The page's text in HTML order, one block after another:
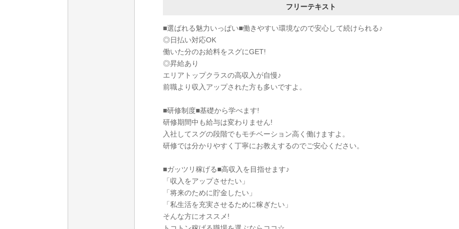
フリーテキスト
■選ばれる魅力いっぱい■働きやすい環境なので安心して続けられる♪
◎日払い対応OK
働いた分のお給料をスグにGET!
◎昇給あり
エリアトップクラスの高収入が自慢♪
前職より収入アップされた方も多いですよ。
■研修制度■基礎から学べます!
研修期間中も給与は変わりません!
入社してスグの段階でもモチベーション高く働けますよ。
研修では分かりやすく丁寧にお教えするのでご安心ください。
■ガッツリ稼げる■高収入を目指せます♪
「収入をアップさせたい」
「将来のために貯金したい」
「私生活を充実させるために稼ぎたい」
そんな方にオススメ!